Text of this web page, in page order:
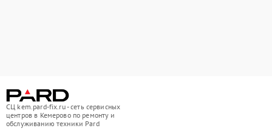
СЦ kem.pard-fix.ru - сеть сервисных
центров в Кемерово по ремонту и
обслуживанию техники Pard